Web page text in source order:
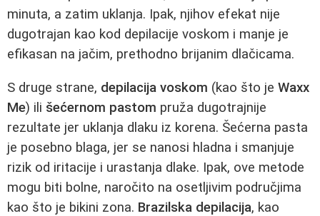
minuta, a zatim uklanja. Ipak, njihov efekat nije
dugotrajan kao kod depilacije voskom i manje je
efikasan na jačim, prethodno brijanim dlačicama.
S druge strane, depilacija voskom (kao što je Waxx
Me) ili šećernom pastom pruža dugotrajnije
rezultate jer uklanja dlaku iz korena. Šećerna pasta
je posebno blaga, jer se nanosi hladna i smanjuje
rizik od iritacije i urastanja dlake. Ipak, ove metode
mogu biti bolne, naročito na osetljivim područjima
kao što je bikini zona. Brazilska depilacija, kao